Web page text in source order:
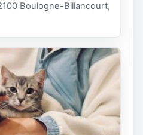
Boulogne-Billancourt,